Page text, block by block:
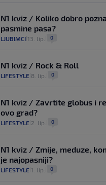
N1 kviz / Koliko dobro
pasmine pasa?
LJUBIMCI 13. lip. 0
N1 kviz / Rock & Roll
LIFESTYLE 8. lip. 0
N1 kviz / Zavrtite globus i
ovo grad?
LIFESTYLE 2. lip. 0
N1 kviz / Zmije, meduze,
je najopasniji?
LIFESTYLE 1. lip. 0